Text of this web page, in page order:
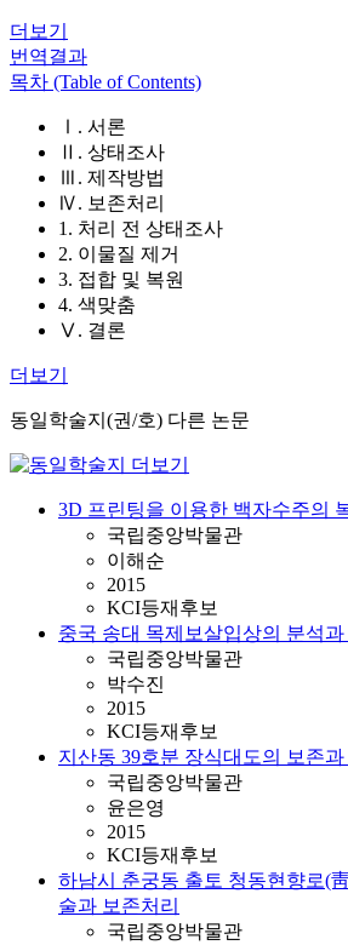
더보기
번역결과
목차 (Table of Contents)
Ⅰ. 서론
Ⅱ. 상태조사
Ⅲ. 제작방법
Ⅳ. 보존처리
1. 처리 전 상태조사
2. 이물질 제거
3. 접합 및 복원
4. 색맞춤
Ⅴ. 결론
더보기
동일학술지(권/호) 다른 논문
3D 프린팅을 이용한 백자수주의
국립중앙박물관
이해순
2015
KCI등재후보
중국 송대 목제보살입상의 분석과
국립중앙박물관
박수진
2015
KCI등재후보
지산동 39호분 장식대도의 보존
국립중앙박물관
윤은영
2015
KCI등재후보
하남시 춘궁동 출토 청동현향로(
술과 보존처리
국립중앙박물관